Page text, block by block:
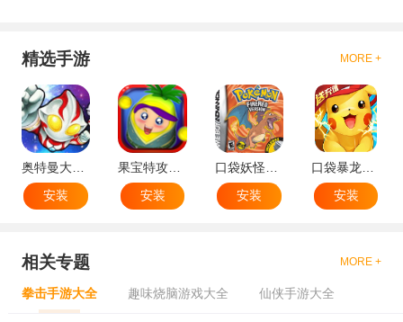
精选手游 MORE +
奥特曼大战小怪兽
安装
果宝特攻机甲英雄
安装
口袋妖怪：火红802 2.1汉化版
安装
口袋暴龙送VIP18手机版
安装
相关专题 MORE +
拳击手游大全 趣味烧脑游戏大全 仙侠手游大全